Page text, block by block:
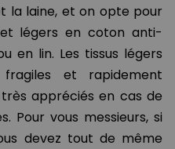
la laine, et on opte pour
légers en coton anti-
en lin. Les tissus légers
et rapidement
appréciés en cas de
Pour vous messieurs, si
devez tout de même